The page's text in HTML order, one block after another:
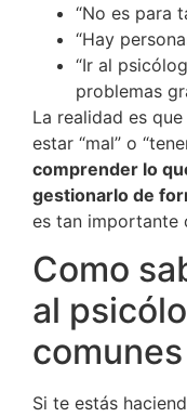
“No es para
“Hay
“Ir al
problemas
La realidad es
estar “mal” o
comprender lo
gestionarlo de
es tan importante
Como
al
comunes
Si te estás